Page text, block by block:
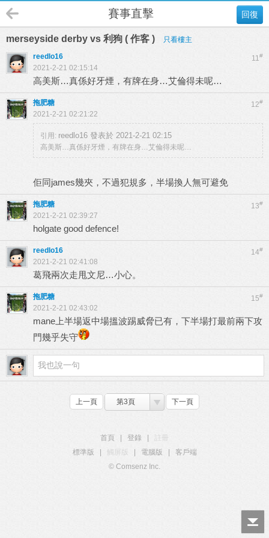
回復
賽事直擊
merseyside derby vs 利狗 ( 作客 ) 只看樓主
11#
reedlo16
2021-2-21 02:15:14
高美斯…真係好牙煙，有牌在身…艾倫得未呢…
12#
拖肥糖
2021-2-21 02:21:22
引用: reedlo16 發表於 2021-2-21 02:15
高美斯…真係好牙煙，有牌在身…艾倫得未呢…
佢同james幾夾，不過犯規多，半場換人無可避免
13#
拖肥糖
2021-2-21 02:39:27
holgate good defence!
14#
reedlo16
2021-2-21 02:41:08
葛飛兩次走甩文尼…小心。
15#
拖肥糖
2021-2-21 02:43:02
mane上半場返中場搵波踢威脅已有，下半場打最前兩下攻
門幾乎失守
上一頁 第3頁 下一頁
首頁 登錄
標準版
觸屏版 電腦版
客戶端
© Comsenz Inc.